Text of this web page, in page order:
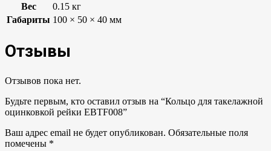
Вес
0.15 кг
Габариты 100 × 50 × 40 мм
Отзывы
Отзывов пока нет.
Будьте первым, кто оставил отзыв на “Кольцо для такелажной
оцинковкой рейки EBTF008”
Ваш адрес email не будет опубликован. Обязательные поля
помечены *